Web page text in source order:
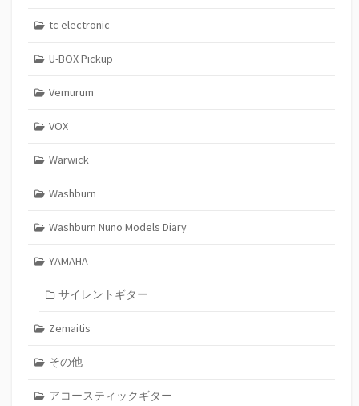
tc electronic
U-BOX Pickup
Vemurum
VOX
Warwick
Washburn
Washburn Nuno Models Diary
YAMAHA
サイレントギター
Zemaitis
その他
アコースティックギター